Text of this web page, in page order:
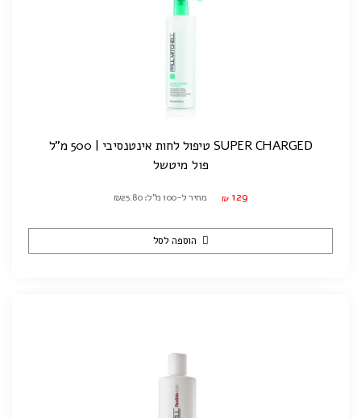
SUPER CHARGED טיפול לחות אינטנסיבי | 500 מ"ל
פול מיטשל
₪ 129 מחיר ל-100 מ"ל: ₪25.80
הוספה לסל